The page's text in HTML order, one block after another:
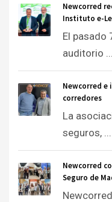
Newcorred
Instituto e-
El pasado
auditorio ...
Newcorred e
corredores
La
seguros, ...
Newcorred
Seguro de